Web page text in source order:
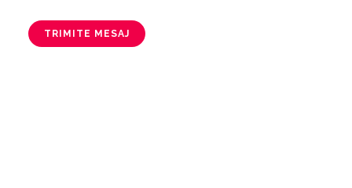
TRIMITE MESAJ